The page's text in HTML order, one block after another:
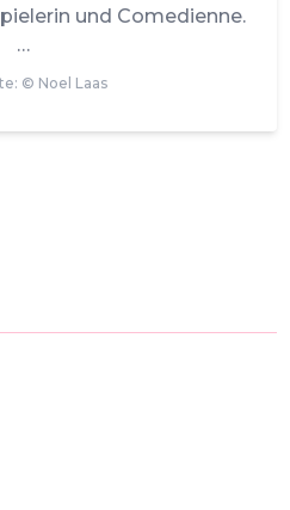
und Comedienne.
© Noel Laas